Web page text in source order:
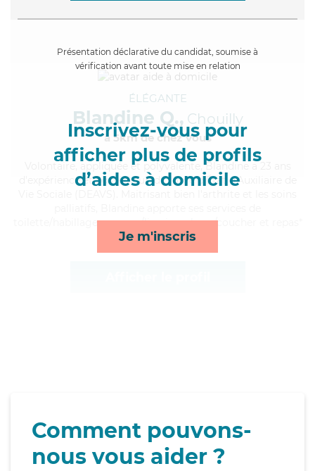
Présentation déclarative du candidat, soumise à
vérification avant toute mise en relation
Inscrivez-vous pour
afficher plus de profils
d’aides à domicile
Je m'inscris
ÉLÉGANTE
Blandine Q., Chouilly
à 5km de chez Vous
, appliquée et polyvalente, Blandine a 23 ans
d'expérience et possède un diplôme d'État d'Auxiliaire de
toilette/habillage, courses/livraison, lever/coucher et repas*
Comment pouvons-
nous vous aider ?